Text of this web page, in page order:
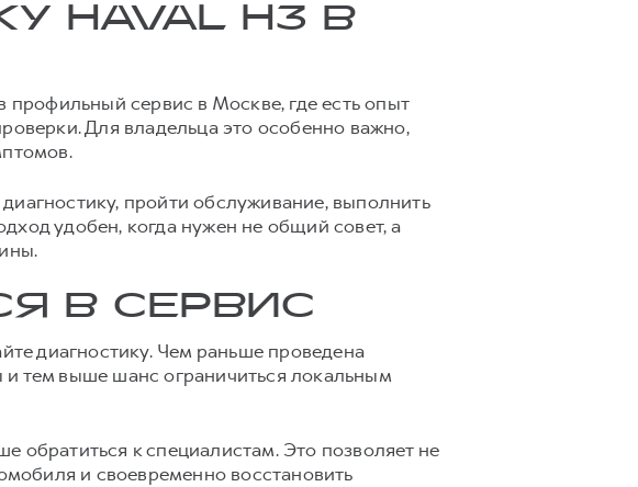
HAVAL H3 В
профильный сервис в Москве, где есть опыт
Для владельца это особенно важно,
пройти обслуживание, выполнить
удобен, когда нужен не общий совет, а
В СЕРВИС
диагностику. Чем раньше проведена
тем выше шанс ограничиться локальным
обратиться к специалистам. Это позволяет не
и своевременно восстановить